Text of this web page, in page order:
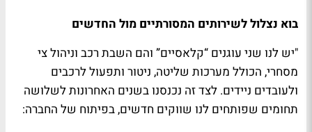
בוא נצלול לשירותים המסורתיים מול החדשים
"יש לנו שני עוגנים “קלאסיים” והם השבת רכב וניהול צי
מסחרי, הכולל מערכות שליטה, ניטור ותפעול לרכבים
ולעובדים ניידים. לצד זה נכנסנו בשנים האחרונות לשלושה
תחומים שפותחים לנו שווקים חדשים, בפיתוח של החברה: